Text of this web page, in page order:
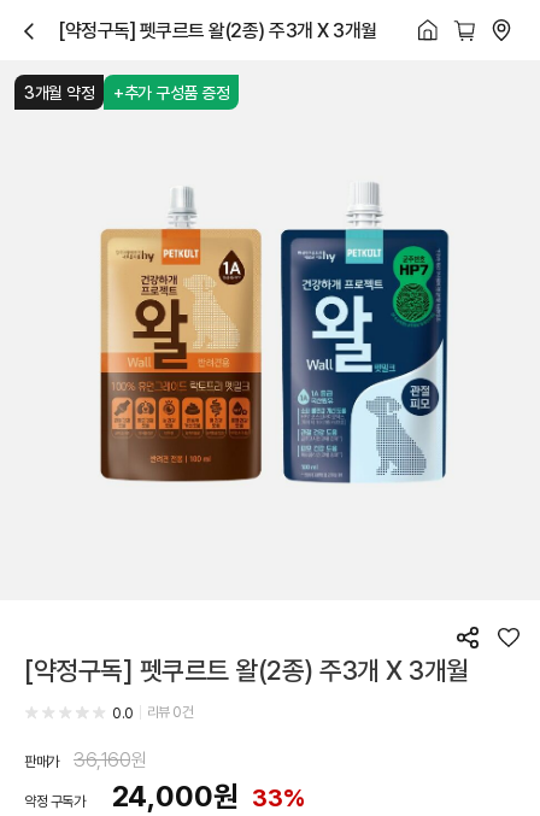
닫
[약정구독] 펫쿠르트 왈(2종) 주3개 X 3개월
3개월 약정 +추가 구성품 증정
공
유
좋
[약정구독] 펫쿠르트 왈(2종) 주3개 X 3개월
0.0 리뷰0건
판매가 36,160원
약정 구독가 24,000원 33%